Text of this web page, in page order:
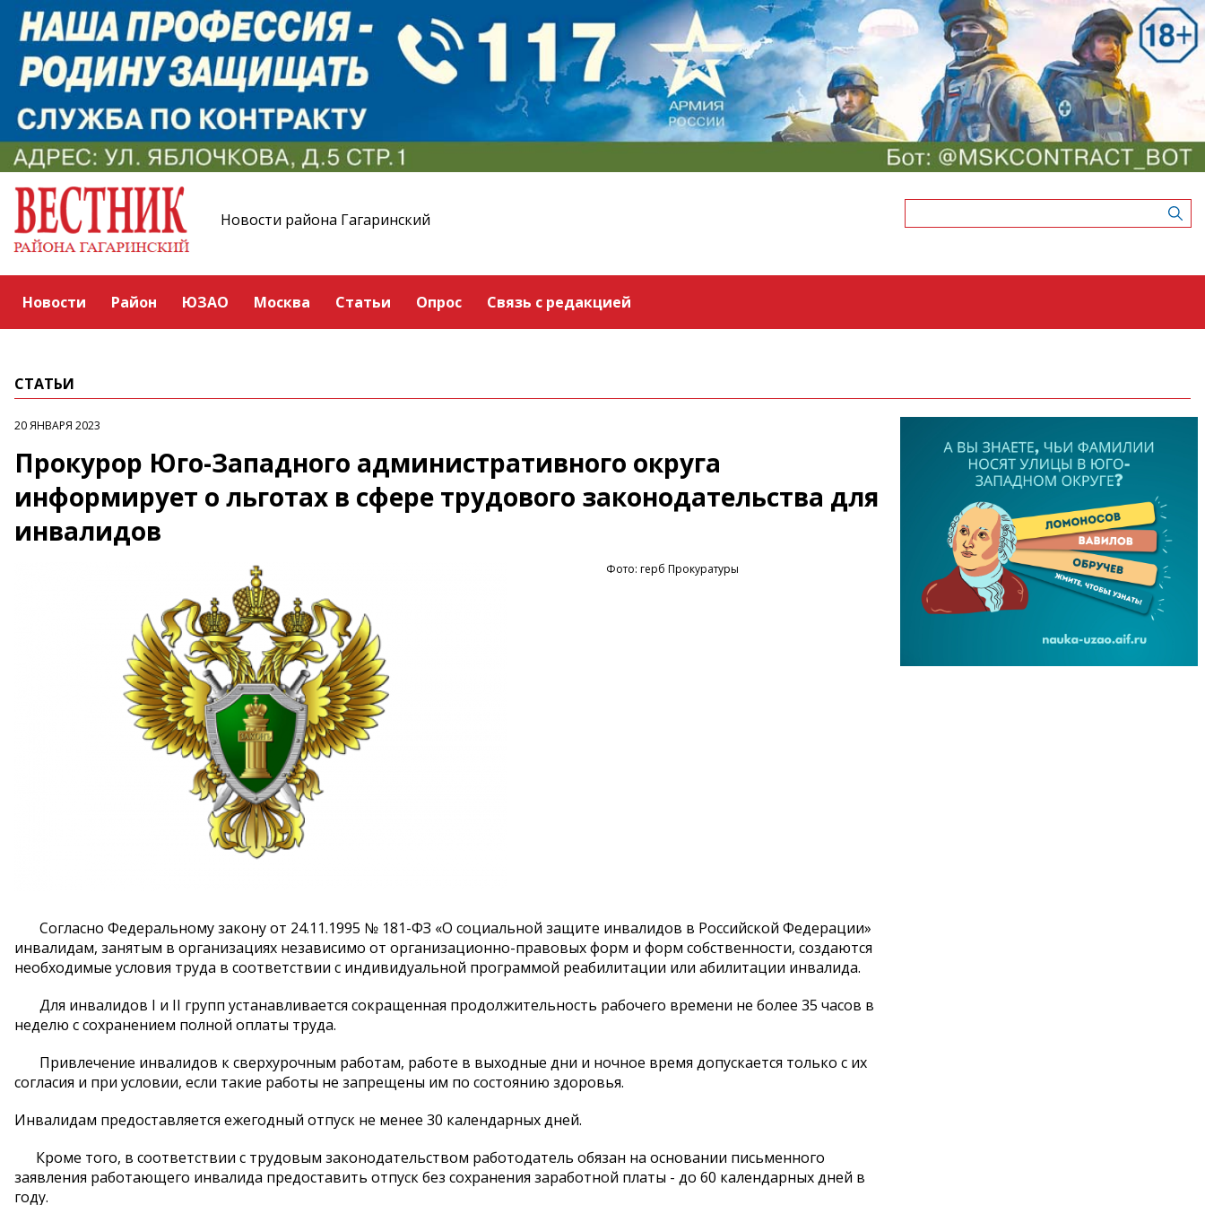
Новости района Гагаринский
Новости Район ЮЗАО Москва Статьи Опрос Связь с редакцией
СТАТЬИ
20 ЯНВАРЯ 2023
Прокурор Юго-Западного административного округа
информирует о льготах в сфере трудового законодательства для
инвалидов
Фото: герб Прокуратуры
Согласно Федеральному закону от 24.11.1995 № 181-ФЗ «О социальной защите инвалидов в Российской Федерации»
инвалидам, занятым в организациях независимо от организационно-правовых форм и форм собственности, создаются
необходимые условия труда в соответствии с индивидуальной программой реабилитации или абилитации инвалида.
Для инвалидов I и II групп устанавливается сокращенная продолжительность рабочего времени не более 35 часов в
неделю с сохранением полной оплаты труда.
Привлечение инвалидов к сверхурочным работам, работе в выходные дни и ночное время допускается только с их
согласия и при условии, если такие работы не запрещены им по состоянию здоровья.
Инвалидам предоставляется ежегодный отпуск не менее 30 календарных дней.
Кроме того, в соответствии с трудовым законодательством работодатель обязан на основании письменного
заявления работающего инвалида предоставить отпуск без сохранения заработной платы - до 60 календарных дней в
году.